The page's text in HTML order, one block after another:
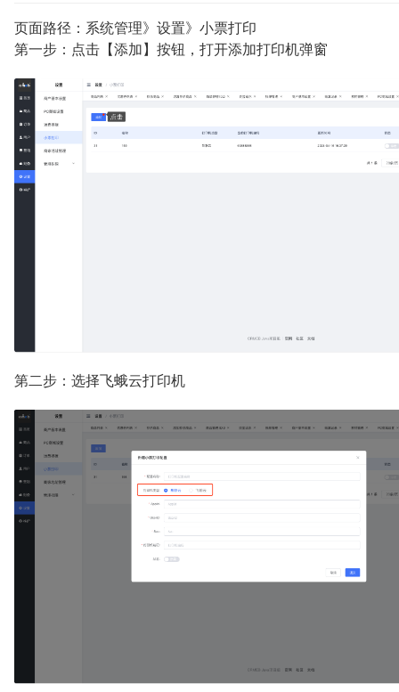
页面路径：系统管理》设置》小票打印
第一步：点击【添加】按钮，打开添加打印机弹窗
第二步：选择飞蛾云打印机